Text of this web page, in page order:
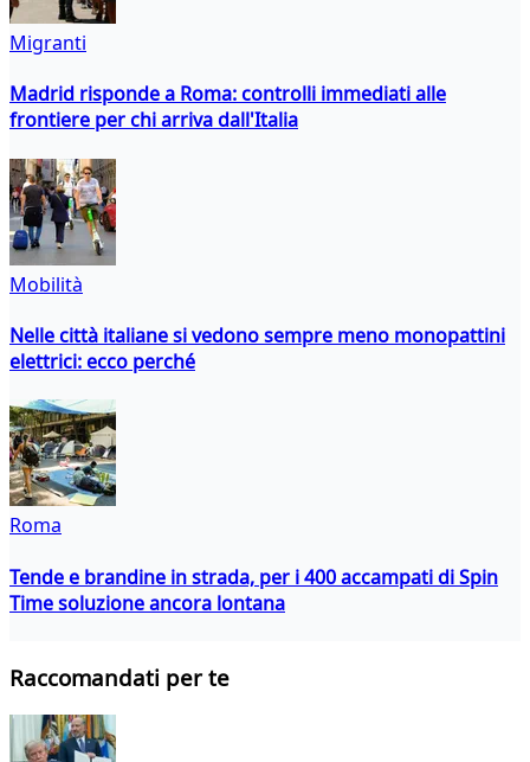
Migranti
Madrid risponde a Roma: controlli immediati alle
frontiere per chi arriva dall'Italia
Mobilità
Nelle città italiane si vedono sempre meno monopattini
elettrici: ecco perché
Roma
Tende e brandine in strada, per i 400 accampati di Spin
Time soluzione ancora lontana
Raccomandati per te